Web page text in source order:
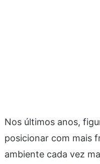
Nos últimos anos,
posicionar com mais
ambiente cada vez